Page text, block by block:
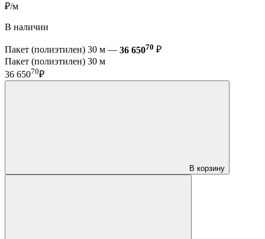
₽/м
В наличии
Пакет (полиэтилен) 30 м — 36 65070 ₽
Пакет (полиэтилен) 30 м
36 65070₽
В корзину